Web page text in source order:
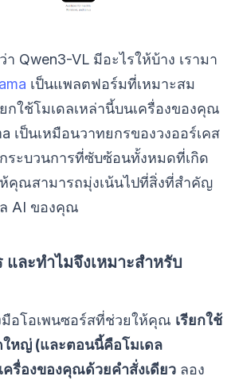
า Qwen3-VL มีอะไรให้บ้าง เรามา
เป็นแพลตฟอร์มที่เหมาะสม
กใช้โมเดลเหล่านี้บนเครื่องของคุณ
เป็นเหมือนวาทยกรของวงออร์เคส
ระบวนการที่ซับซ้อนทั้งหมดที่เกิด
ห้คุณสามารถมุ่งเน้นไปที่สิ่งที่สำคัญ
AI ของคุณ
และทำไมจึงเหมาะสำหรับ
มือโอเพนซอร์สที่ช่วยให้คุณ เรียกใช้
หญ่ (และตอนนี้คือโมเดล
รื่องของคุณด้วยคำสั่งเดียว ลอง